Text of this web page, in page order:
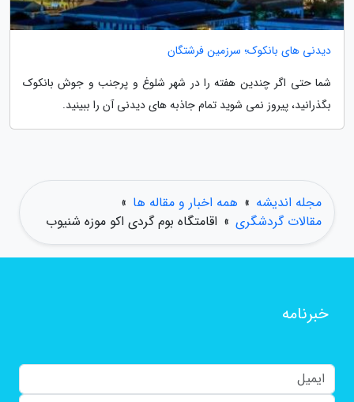
دیدنی های بانکوک؛ سرزمین فرشتگان
شما حتی اگر چندین هفته را در شهر شلوغ و پرجنب و جوش بانکوک
بگذرانید، پیروز نمی شوید تمام جاذبه های دیدنی آن را ببینید.
مجله اندیشه » همه اخبار و مقاله ها »
مقالات گردشگری » اقامتگاه بوم گردی اکو موزه شنیوب
خبرنامه